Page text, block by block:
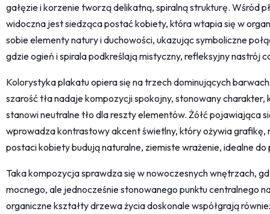
gałęzie i korzenie tworzą delikatną, spiralną strukturę. Wśród
widoczna jest siedząca postać kobiety, która wtapia się w
sobie elementy natury i duchowości, ukazując symboliczne
gdzie ogień i spirala podkreślają mistyczny, refleksyjny nastrój
Kolorystyka plakatu opiera się na trzech dominujących
szarość tła nadaje kompozycji spokojny, stonowany
stanowi neutralne tło dla reszty elementów. Żółć pojawiająca
wprowadza kontrastowy akcent świetlny, który ożywia
postaci kobiety budują naturalne, ziemiste wrażenie, idealne
Taka kompozycja sprawdza się w nowoczesnych wnętrzach,
mocnego, ale jednocześnie stonowanego punktu centralnego
organiczne kształty drzewa życia doskonale współgrają